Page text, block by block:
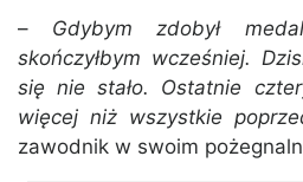
– Gdybym zdobył
skończyłbym wcześniej.
się nie stało. Ostatnie
więcej niż wszystkie
zawodnik w swoim